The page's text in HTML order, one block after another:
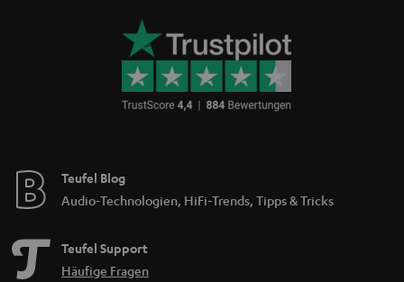
Teufel Blog
Audio-Technologien, HiFi-Trends, Tipps & Tricks
Teufel Support
Häufige Fragen